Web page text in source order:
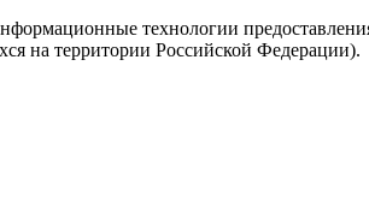
технологии
на территории Российской Федерации).